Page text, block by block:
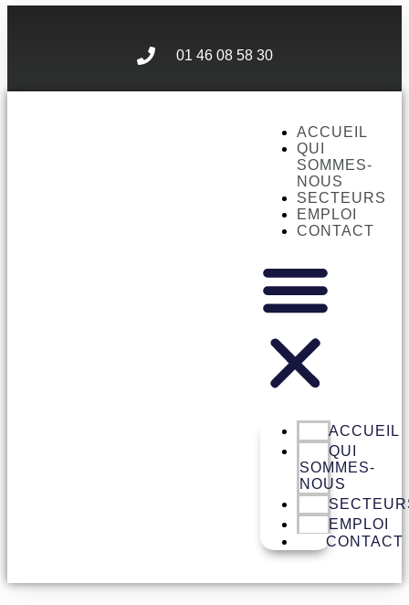
01 46 08 58 30
ACCUEIL
QUI
SOMMES-
NOUS
SECTEURS
EMPLOI
CONTACT
ACCUEIL
QUI
SOMMES-
NOUS
EMPLOI
CONTACT